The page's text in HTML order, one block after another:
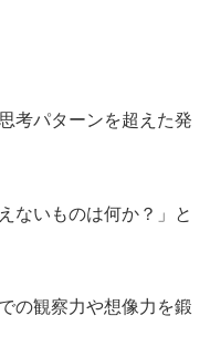
考パターンを超えた発
ないものは何か？」と
の観察力や想像力を鍛